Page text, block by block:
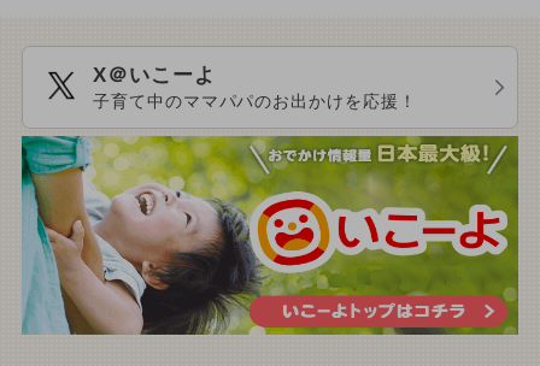
X＠いこーよ
子育て中のママパパのお出かけを応援！